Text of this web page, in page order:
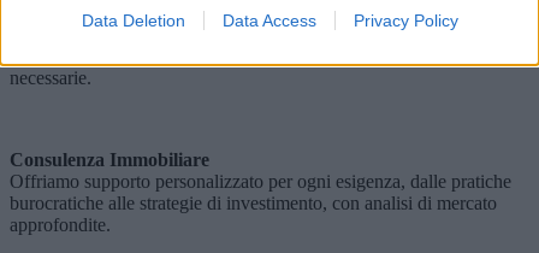
Data Deletion Data Access Privacy Policy
Locazioni e Affitti
Gestiamo il tuo immobile in affitto, occupandoci della selezione
necessarie.
Consulenza Immobiliare
Offriamo supporto personalizzato per ogni esigenza, dalle pratiche
burocratiche alle strategie di investimento, con analisi di mercato
approfondite.